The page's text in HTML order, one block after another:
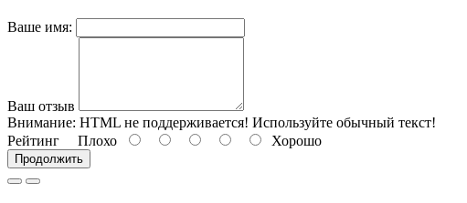
Ваше имя:
Ваш отзыв
Внимание: HTML не поддерживается! Используйте обычный текст!
Рейтинг Плохо Хорошо
Продолжить